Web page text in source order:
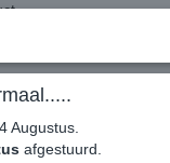
"Caddy 2e
0% BTW factuur,
Augustus.
afgestuurd.